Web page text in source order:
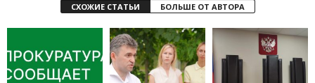
СХОЖИЕ СТАТЬИ БОЛЬШЕ ОТ АВТОРА